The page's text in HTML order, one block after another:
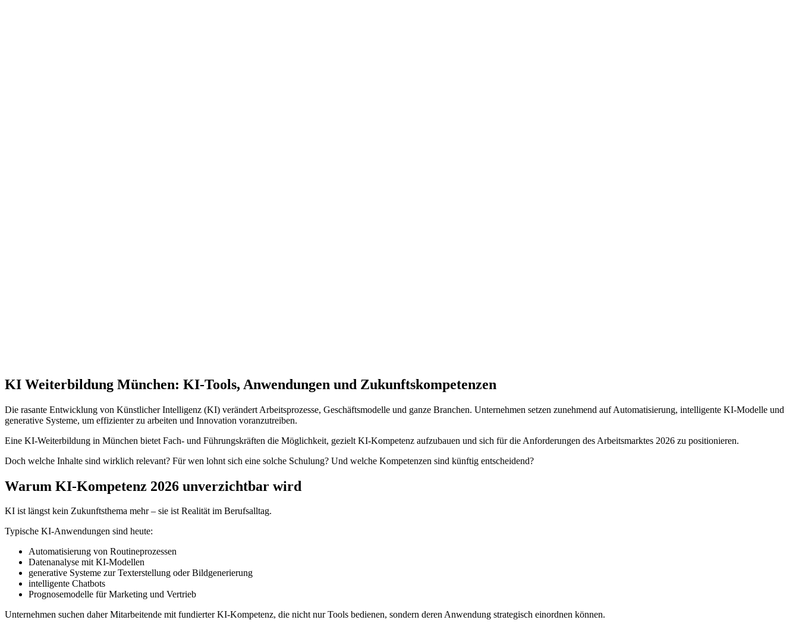
KI Weiterbildung München: KI-Tools, Anwendungen und Zukunftskompetenzen
Die rasante Entwicklung von Künstlicher Intelligenz (KI) verändert Arbeitsprozesse, Geschäftsmodelle und ganze Branchen. Unternehmen setzen zunehmend auf Automatisierung, intelligente KI-Modelle und
generative Systeme, um effizienter zu arbeiten und Innovation voranzutreiben.
Eine KI-Weiterbildung in München bietet Fach- und Führungskräften die Möglichkeit, gezielt KI-Kompetenz aufzubauen und sich für die Anforderungen des Arbeitsmarktes 2026 zu positionieren.
Doch welche Inhalte sind wirklich relevant? Für wen lohnt sich eine solche Schulung? Und welche Kompetenzen sind künftig entscheidend?
Warum KI-Kompetenz 2026 unverzichtbar wird
KI ist längst kein Zukunftsthema mehr – sie ist Realität im Berufsalltag.
Typische KI-Anwendungen sind heute:
Automatisierung von Routineprozessen
Datenanalyse mit KI-Modellen
generative Systeme zur Texterstellung oder Bildgenerierung
intelligente Chatbots
Prognosemodelle für Marketing und Vertrieb
Unternehmen suchen daher Mitarbeitende mit fundierter KI-Kompetenz, die nicht nur Tools bedienen, sondern deren Anwendung strategisch einordnen können.